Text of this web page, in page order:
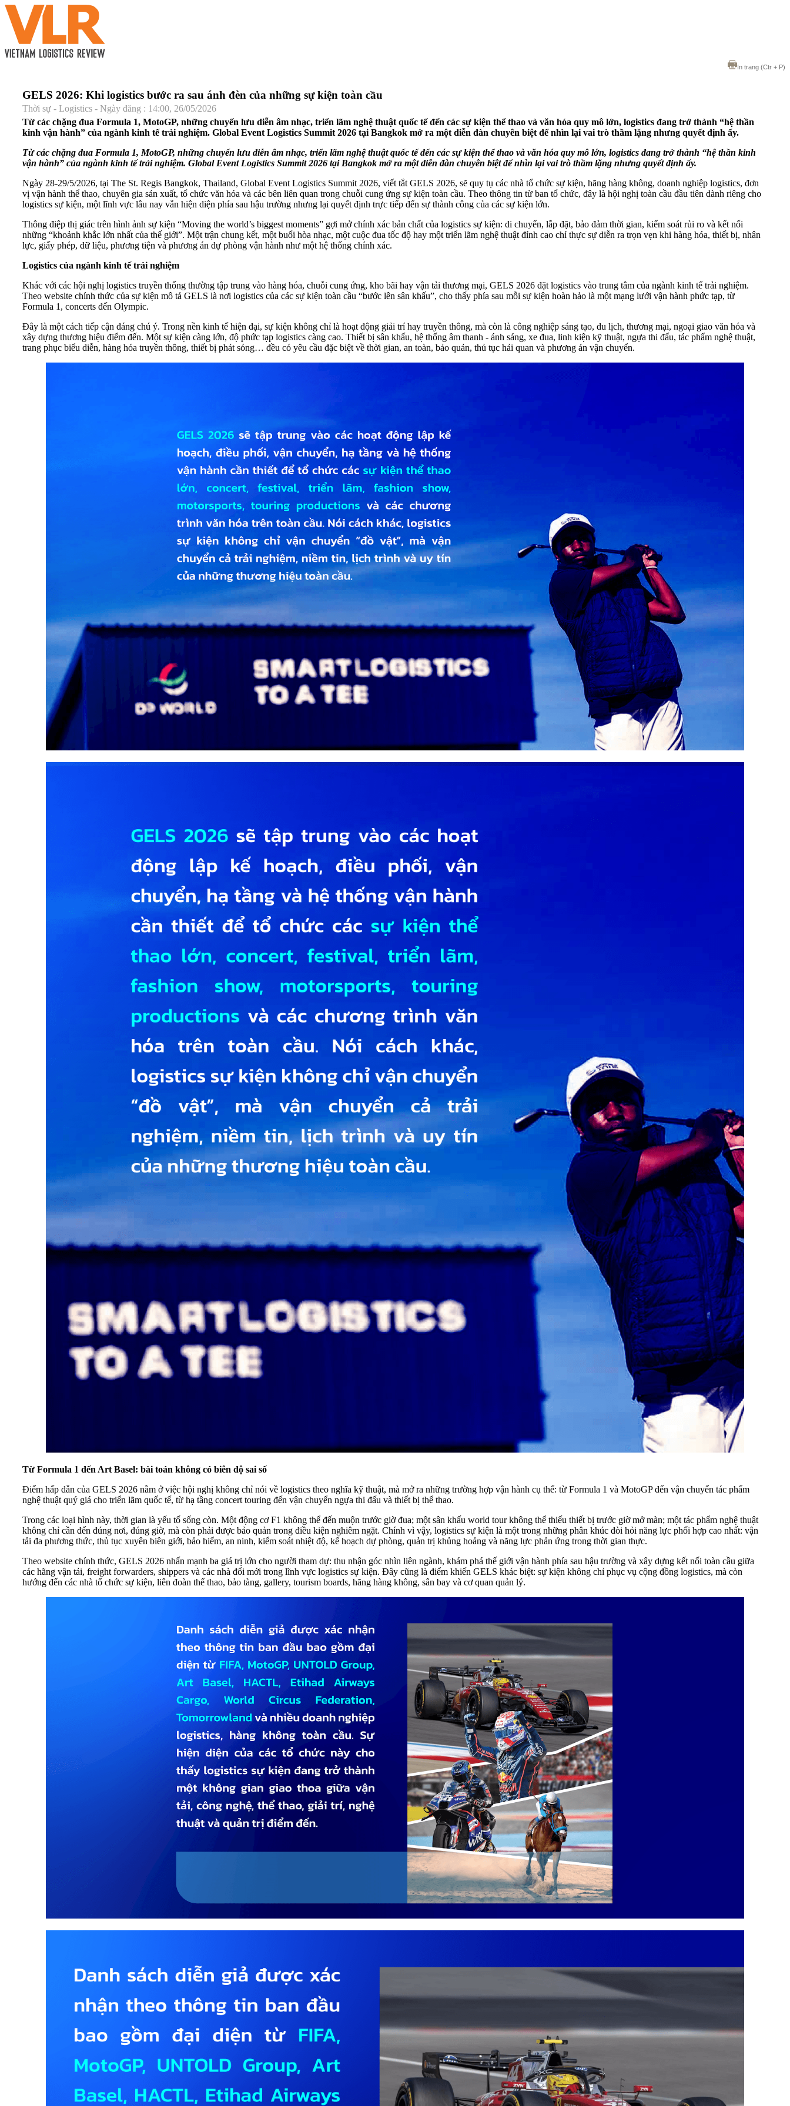
In trang (Ctr + P)
GELS 2026: Khi logistics bước ra sau ánh đèn của những sự kiện toàn cầu
Thời sự - Logistics - Ngày đăng : 14:00, 26/05/2026
Từ các chặng đua Formula 1, MotoGP, những chuyến lưu diễn âm nhạc, triển lãm nghệ thuật quốc tế đến các sự kiện thể thao và văn hóa quy mô lớn, logistics đang trở thành “hệ thần
kinh vận hành” của ngành kinh tế trải nghiệm. Global Event Logistics Summit 2026 tại Bangkok mở ra một diễn đàn chuyên biệt để nhìn lại vai trò thầm lặng nhưng quyết định ấy.
Từ các chặng đua Formula 1, MotoGP, những chuyến lưu diễn âm nhạc, triển lãm nghệ thuật quốc tế đến các sự kiện thể thao và văn hóa quy mô lớn, logistics đang trở thành “hệ thần kinh
vận hành” của ngành kinh tế trải nghiệm. Global Event Logistics Summit 2026 tại Bangkok mở ra một diễn đàn chuyên biệt để nhìn lại vai trò thầm lặng nhưng quyết định ấy.
Ngày 28-29/5/2026, tại The St. Regis Bangkok, Thailand, Global Event Logistics Summit 2026, viết tắt GELS 2026, sẽ quy tụ các nhà tổ chức sự kiện, hãng hàng không, doanh nghiệp logistics, đơn
vị vận hành thể thao, chuyên gia sản xuất, tổ chức văn hóa và các bên liên quan trong chuỗi cung ứng sự kiện toàn cầu. Theo thông tin từ ban tổ chức, đây là hội nghị toàn cầu đầu tiên dành riêng cho
logistics sự kiện, một lĩnh vực lâu nay vẫn hiện diện phía sau hậu trường nhưng lại quyết định trực tiếp đến sự thành công của các sự kiện lớn.
Thông điệp thị giác trên hình ảnh sự kiện “Moving the world’s biggest moments” gợi mở chính xác bản chất của logistics sự kiện: di chuyển, lắp đặt, bảo đảm thời gian, kiểm soát rủi ro và kết nối
những “khoảnh khắc lớn nhất của thế giới”. Một trận chung kết, một buổi hòa nhạc, một cuộc đua tốc độ hay một triển lãm nghệ thuật đỉnh cao chỉ thực sự diễn ra trọn vẹn khi hàng hóa, thiết bị, nhân
lực, giấy phép, dữ liệu, phương tiện và phương án dự phòng vận hành như một hệ thống chính xác.
Logistics của ngành kinh tế trải nghiệm
Khác với các hội nghị logistics truyền thống thường tập trung vào hàng hóa, chuỗi cung ứng, kho bãi hay vận tải thương mại, GELS 2026 đặt logistics vào trung tâm của ngành kinh tế trải nghiệm.
Theo website chính thức của sự kiện mô tả GELS là nơi logistics của các sự kiện toàn cầu “bước lên sân khấu”, cho thấy phía sau mỗi sự kiện hoàn hảo là một mạng lưới vận hành phức tạp, từ
Formula 1, concerts đến Olympic.
Đây là một cách tiếp cận đáng chú ý. Trong nền kinh tế hiện đại, sự kiện không chỉ là hoạt động giải trí hay truyền thông, mà còn là công nghiệp sáng tạo, du lịch, thương mại, ngoại giao văn hóa và
xây dựng thương hiệu điểm đến. Một sự kiện càng lớn, độ phức tạp logistics càng cao. Thiết bị sân khấu, hệ thống âm thanh - ánh sáng, xe đua, linh kiện kỹ thuật, ngựa thi đấu, tác phẩm nghệ thuật,
trang phục biểu diễn, hàng hóa truyền thông, thiết bị phát sóng… đều có yêu cầu đặc biệt về thời gian, an toàn, bảo quản, thủ tục hải quan và phương án vận chuyển.
Từ Formula 1 đến Art Basel: bài toán không có biên độ sai số
Điểm hấp dẫn của GELS 2026 nằm ở việc hội nghị không chỉ nói về logistics theo nghĩa kỹ thuật, mà mở ra những trường hợp vận hành cụ thể: từ Formula 1 và MotoGP đến vận chuyển tác phẩm
nghệ thuật quý giá cho triển lãm quốc tế, từ hạ tầng concert touring đến vận chuyển ngựa thi đấu và thiết bị thể thao.
Trong các loại hình này, thời gian là yếu tố sống còn. Một động cơ F1 không thể đến muộn trước giờ đua; một sân khấu world tour không thể thiếu thiết bị trước giờ mở màn; một tác phẩm nghệ thuật
không chỉ cần đến đúng nơi, đúng giờ, mà còn phải được bảo quản trong điều kiện nghiêm ngặt. Chính vì vậy, logistics sự kiện là một trong những phân khúc đòi hỏi năng lực phối hợp cao nhất: vận
tải đa phương thức, thủ tục xuyên biên giới, bảo hiểm, an ninh, kiểm soát nhiệt độ, kế hoạch dự phòng, quản trị khủng hoảng và năng lực phản ứng trong thời gian thực.
Theo website chính thức, GELS 2026 nhấn mạnh ba giá trị lớn cho người tham dự: thu nhận góc nhìn liên ngành, khám phá thế giới vận hành phía sau hậu trường và xây dựng kết nối toàn cầu giữa
các hãng vận tải, freight forwarders, shippers và các nhà đổi mới trong lĩnh vực logistics sự kiện. Đây cũng là điểm khiến GELS khác biệt: sự kiện không chỉ phục vụ cộng đồng logistics, mà còn
hướng đến các nhà tổ chức sự kiện, liên đoàn thể thao, bảo tàng, gallery, tourism boards, hãng hàng không, sân bay và cơ quan quản lý.